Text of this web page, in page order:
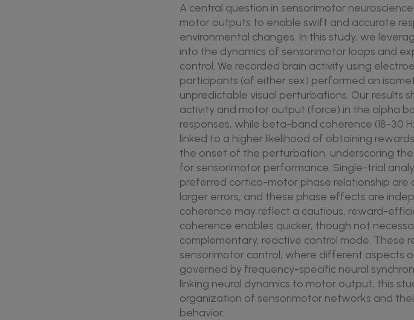
A central question in sensorimotor
motor outputs to enable swift and accurate
environmental changes. In this study, we
into the dynamics of sensorimotor loops and
control. We recorded brain activity using
participants (of either sex) performed an
unpredictable visual perturbations. Our results
activity and motor output (force) in the alpha
responses, while beta-band coherence (18-30
linked to a higher likelihood of obtaining
the onset of the perturbation, underscoring
for sensorimotor performance. Single-trial
preferred cortico-motor phase relationship
larger errors, and these phase effects are
coherence may reflect a cautious, reward-
coherence enables quicker, though not
complementary, reactive control mode. These
sensorimotor control, where different aspects
governed by frequency-specific neural
linking neural dynamics to motor output, this
organization of sensorimotor networks and
behavior.